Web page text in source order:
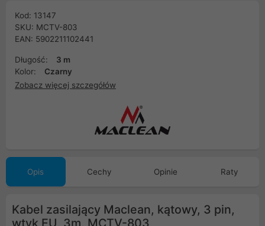
Kod: 13147
SKU: MCTV-803
EAN: 5902211102441
Długość:
3 m
Kolor:
Czarny
Zobacz więcej szczegółów
Opis Cechy Opinie Raty
Kabel zasilający Maclean, kątowy, 3 pin,